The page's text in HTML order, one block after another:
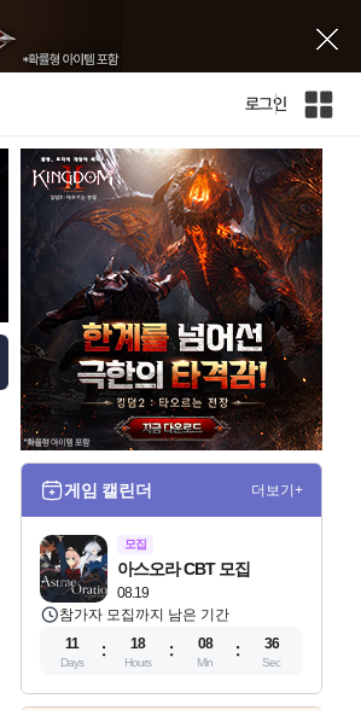
로그인
인
전
체
사
이
트
맵
게임 캘린더 더보기+
모집
08.19
아스오라 CBT 모집
참가자 모집까지 남은 기간
11
Days
18
Hours
08
Min
35
Sec